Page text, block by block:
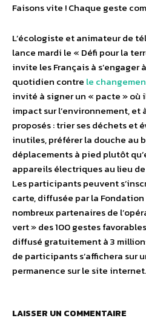
Faisons vite ! Chaque geste
L’écologiste et animateur de
lance mardi le « Défi pour la
invite les Français à s’engager
quotidien contre le
invité à signer un « pacte » où
impact sur l’environnement, et
proposés : trier ses déchets et
inutiles, préférer la douche au
déplacements à pied plutôt
appareils électriques au lieu
Les participants peuvent
carte, diffusée par la
nombreux partenaires de
vert » des 100 gestes
diffusé gratuitement à 3
de participants s’affichera sur
permanence sur le site internet.
LAISSER UN COMMENTAIRE